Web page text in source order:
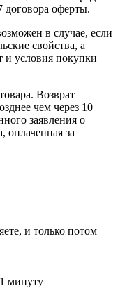
договора оферты.
в случае, если
свойства, а
и условия покупки
Возврат
чем через 10
заявления о
оплаченная за
и только потом
минуту